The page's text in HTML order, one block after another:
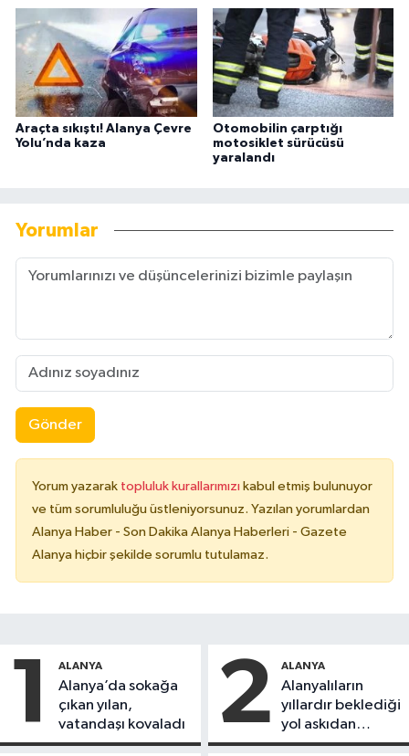
Araçta sıkıştı! Alanya Çevre
Yolu’nda kaza
Otomobilin çarptığı
motosiklet sürücüsü
yaralandı
Yorumlar
Gönder
Yorum yazarak topluluk kurallarımızı kabul etmiş bulunuyor
ve tüm sorumluluğu üstleniyorsunuz. Yazılan yorumlardan
Alanya Haber - Son Dakika Alanya Haberleri - Gazete
Alanya hiçbir şekilde sorumlu tutulamaz.
1 ALANYA
Alanya’da sokağa
çıkan yılan,
vatandaşı kovaladı
2 ALANYA
Alanyalıların
yıllardır beklediği
yol askıdan
döndü